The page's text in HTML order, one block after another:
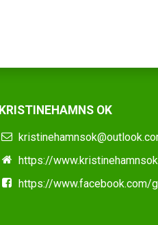
KRISTINEHAMNS OK
https://
https://www.facebook.com/